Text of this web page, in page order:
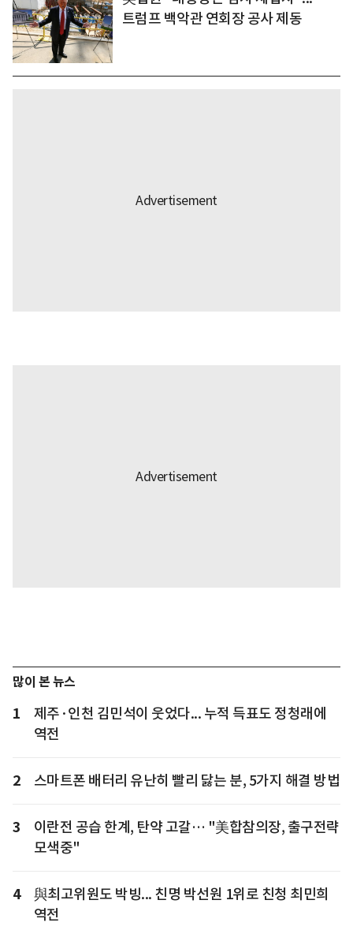
트럼프 백악관 연회장 공사 제동
많이 본 뉴스
1
제주·인천 김민석이 웃었다... 누적 득표도 정청래에
역전
2 스마트폰 배터리 유난히 빨리 닳는 분, 5가지 해결 방법
3
이란전 공습 한계, 탄약 고갈… "美합참의장, 출구전략
모색중"
4
與최고위원도 박빙... 친명 박선원 1위로 친청 최민희
역전